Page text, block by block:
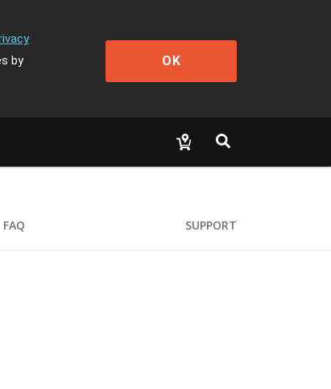
by
OK
FAQ SUPPORT